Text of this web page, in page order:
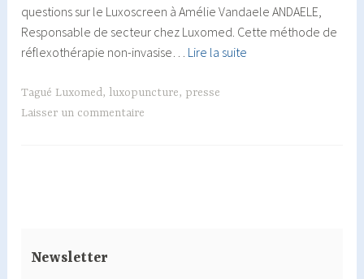
questions sur le Luxoscreen à Amélie Vandaele ANDAELE,
Responsable de secteur chez Luxomed. Cette méthode de
réflexothérapie non-invasise… Lire la suite
Tagué Luxomed, luxopuncture, presse
Laisser un commentaire
Newsletter